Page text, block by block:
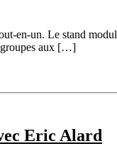
en-un. Le stand
groupes aux […]
Eric Alard